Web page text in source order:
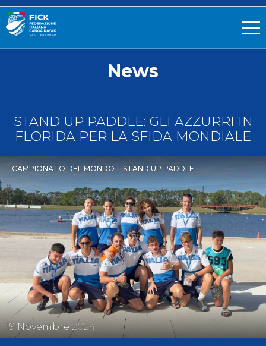
News
STAND UP PADDLE: GLI AZZURRI IN
FLORIDA PER LA SFIDA MONDIALE
19Novembre 2024
CAMPIONATO DEL MONDO STAND UP PADDLE